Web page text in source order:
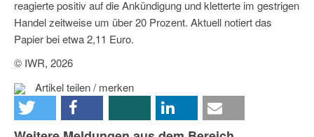
reagierte positiv auf die Ankündigung und kletterte im gestrigen
Handel zeitweise um über 20 Prozent. Aktuell notiert das
Papier bei etwa 2,11 Euro.
© IWR, 2026
Artikel teilen / merken